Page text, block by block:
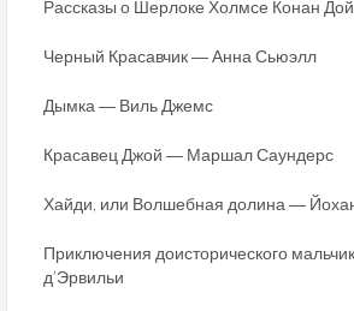
Рассказы о Шерлоке Холмсе Конан
Черный Красавчик ― Анна Сьюэлл
Дымка ― Виль Джемс
Красавец Джой ― Маршал Саундерс
Хайди, или Волшебная долина ―
Приключения доисторического
д’Эрвильи